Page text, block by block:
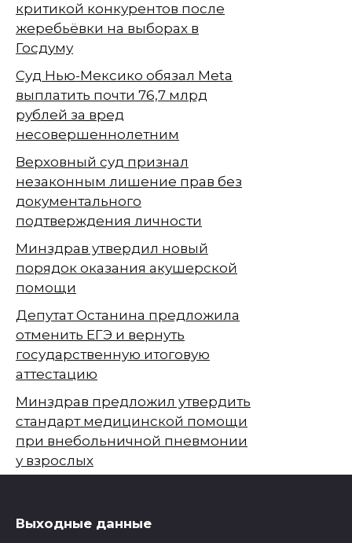
критикой конкурентов после
жеребьёвки на выборах в
Госдуму
Суд Нью-Мексико обязал Meta
выплатить почти 76,7 млрд
рублей за вред
несовершеннолетним
Верховный суд признал
незаконным лишение прав без
документального
подтверждения личности
Минздрав утвердил новый
порядок оказания акушерской
помощи
Депутат Останина предложила
отменить ЕГЭ и вернуть
государственную итоговую
аттестацию
Минздрав предложил утвердить
стандарт медицинской помощи
при внебольничной пневмонии
у взрослых
Выходные данные